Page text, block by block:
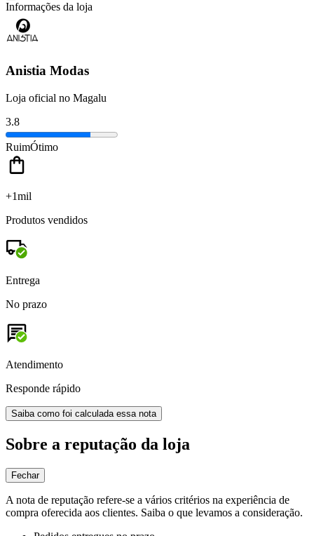
Informações da loja
Anistia Modas
Loja oficial no Magalu
3.8
RuimÓtimo
+1mil
Produtos vendidos
Entrega
No prazo
Atendimento
Responde rápido
Saiba como foi calculada essa nota
Sobre a reputação da loja
Fechar
A nota de reputação refere-se a vários critérios na experiência de
compra oferecida aos clientes. Saiba o que levamos a consideração.